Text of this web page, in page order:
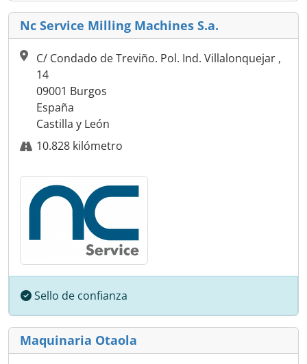
Nc Service Milling Machines S.a.
C/ Condado de Treviño. Pol. Ind. Villalonquejar ,
14
09001 Burgos
España
Castilla y León
10.828 kilómetro
Sello de confianza
Maquinaria Otaola